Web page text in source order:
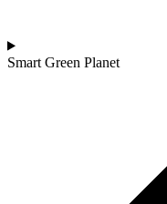
Smart Green Planet